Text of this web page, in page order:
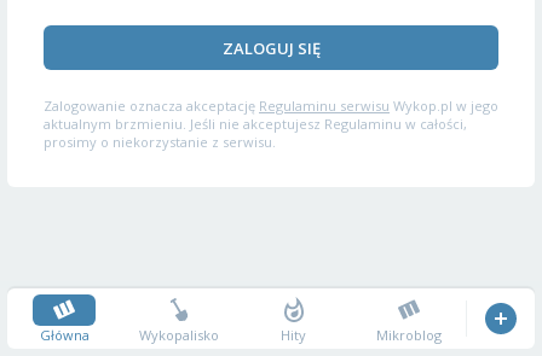
ZALOGUJ SIĘ
Zalogowanie oznacza akceptację Regulaminu serwisu Wykop.pl w jego
aktualnym brzmieniu. Jeśli nie akceptujesz Regulaminu w całości,
prosimy o niekorzystanie z serwisu.
Główna Wykopalisko Hity Mikroblog